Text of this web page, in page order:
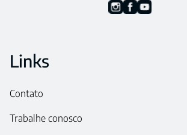
Links
Contato
Trabalhe conosco